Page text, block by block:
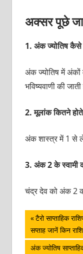
अक्सर पूछे
1. अंक ज्योतिष कैसे
अंक ज्योतिष में अंकों
भविष्यवाणी की
2.मूलांक कितने
अंक शास्त्र में 1 से
3. अंक 2 के स्वामी
चंद्र देव को अंक 2
पोस्ट
नेविगेशन
Previous
Post:
टैरो साप्ताहिक
सप्ताह जानें किन
Next
अंक ज्योतिष